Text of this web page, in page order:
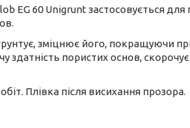
EG 60 Unigrunt застосовується
зміцнює його, покращуючи
здатність пористих основ,
Плівка після висихання прозора.